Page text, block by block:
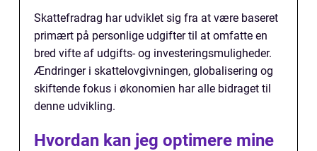
Skattefradrag har udviklet sig fra at være baseret
primært på personlige udgifter til at omfatte en
bred vifte af udgifts- og investeringsmuligheder.
Ændringer i skattelovgivningen, globalisering og
skiftende fokus i økonomien har alle bidraget til
denne udvikling.
Hvordan kan jeg optimere mine